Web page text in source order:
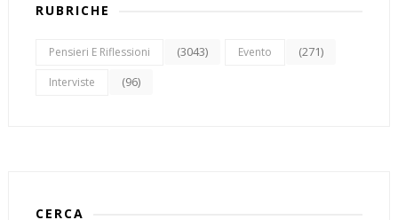
RUBRICHE
Pensieri E Riflessioni (3043) Evento (271)
Interviste (96)
CERCA